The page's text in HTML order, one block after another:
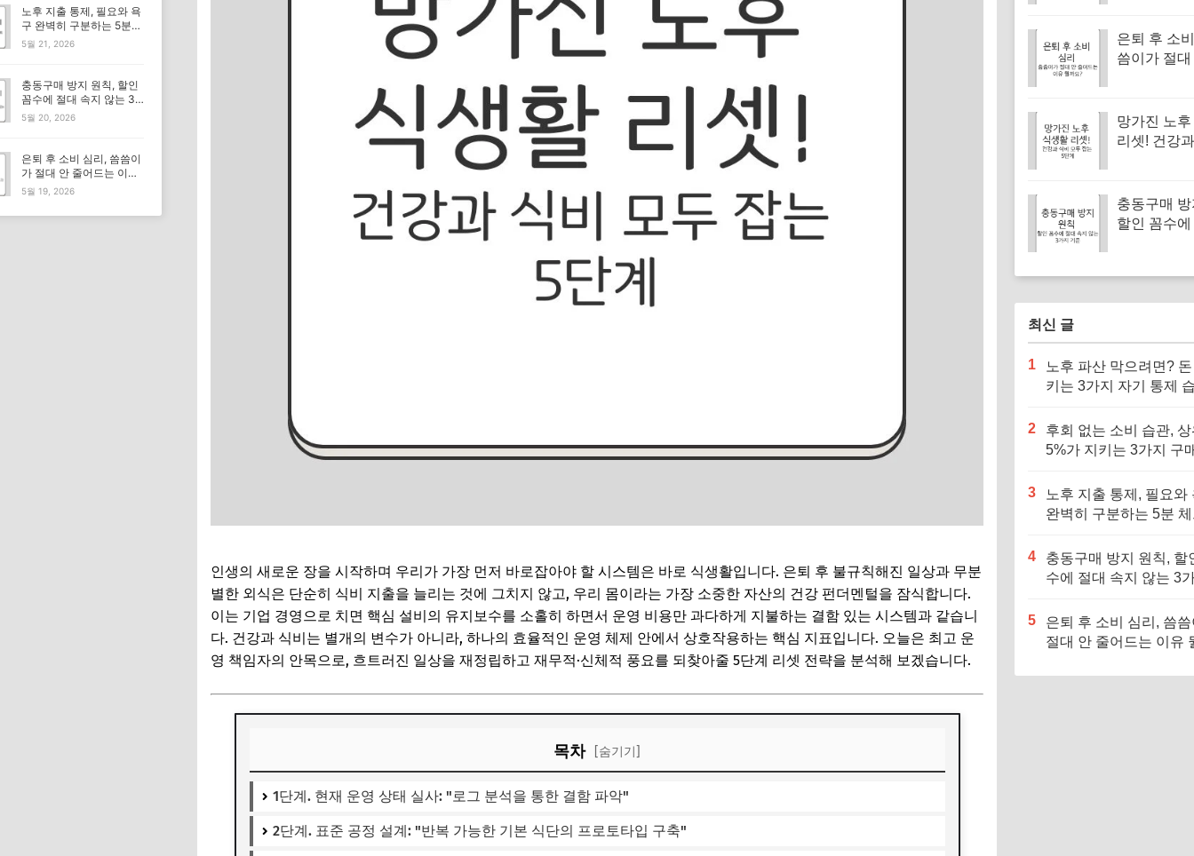
인생의 새로운 장을 시작하며 우리가 가장 먼저 바로잡아야 할 시스템은 바로 식생활입니다. 은퇴 후 불규칙해진 일상과 무분
별한 외식은 단순히 식비 지출을 늘리는 것에 그치지 않고, 우리 몸이라는 가장 소중한 자산의 건강 펀더멘털을 잠식합니다.
이는 기업 경영으로 치면 핵심 설비의 유지보수를 소홀히 하면서 운영 비용만 과다하게 지불하는 결함 있는 시스템과 같습니
다. 건강과 식비는 별개의 변수가 아니라, 하나의 효율적인 운영 체제 안에서 상호작용하는 핵심 지표입니다. 오늘은 최고 운
영 책임자의 안목으로, 흐트러진 일상을 재정립하고 재무적·신체적 풍요를 되찾아줄 5단계 리셋 전략을 분석해 보겠습니다.
목차 [숨기기]
1단계. 현재 운영 상태 실사: "로그 분석을 통한 결함 파악"
2단계. 표준 공정 설계: "반복 가능한 기본 식단의 프로토타입 구축"
은퇴 후 소
씀이가 절
망가진 노
리셋! 건강
충동구매
할인 꼼수
최신 글
1
노후 파산 막으려면?
키는 3가지 자기 통제
2
후회 없는 소비 습관,
5%가 지키는 3가지 구
3
노후 지출 통제, 필요와
완벽히 구분하는 5분
4
충동구매 방지 원칙, 할
수에 절대 속지 않는 3
5
은퇴 후 소비 심리, 씀
절대 안 줄어드는 이유
노후 지출 통제, 필요와 욕
구 완벽히 구분하는 5분
체크리스트
5월 21, 2026
충동구매 방지 원칙, 할인
꼼수에 절대 속지 않는 3
가지 기준
5월 20, 2026
은퇴 후 소비 심리, 씀씀이
가 절대 안 줄어드는 이유
뭘까요?
5월 19, 2026